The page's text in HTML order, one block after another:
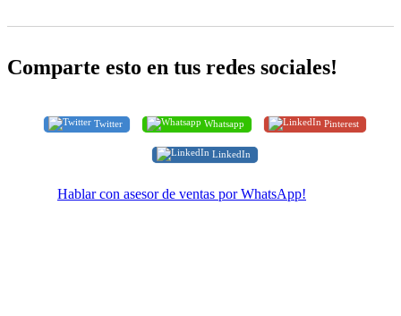
Comparte esto en tus redes sociales!
Twitter Whatsapp Pinterest
LinkedIn
Hablar con asesor de ventas por WhatsApp!